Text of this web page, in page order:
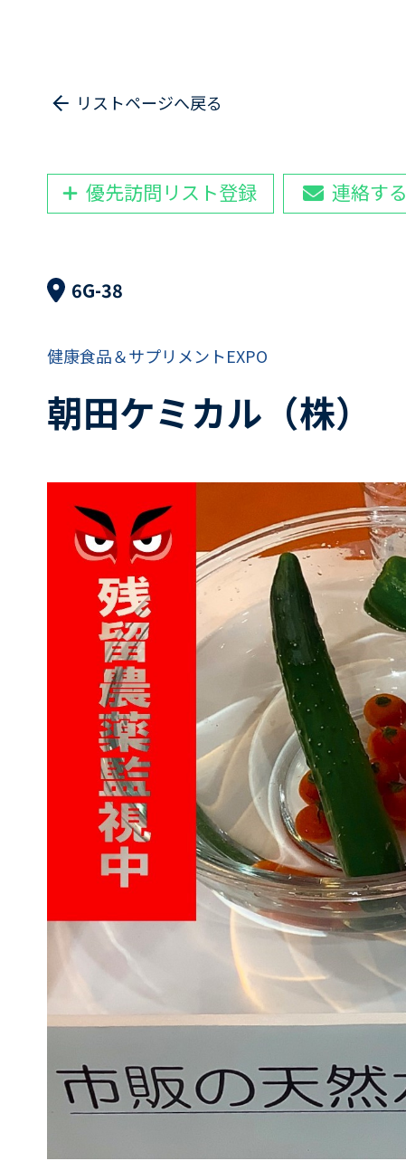
リストページへ戻る
優先訪問リスト登録 連絡する
6G-38
健康食品＆サプリメントEXPO
朝田ケミカル（株）